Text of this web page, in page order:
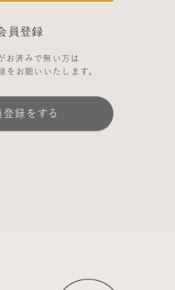
員登録
お済みで無い方は
をお願いいたします。
登録をする